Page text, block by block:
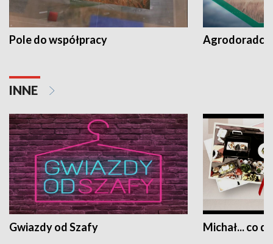
Pole do współpracy Agrodoradcy
INNE
Gwiazdy od Szafy Michał... co